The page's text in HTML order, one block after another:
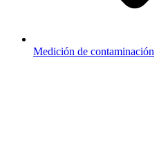
Medición de contaminación